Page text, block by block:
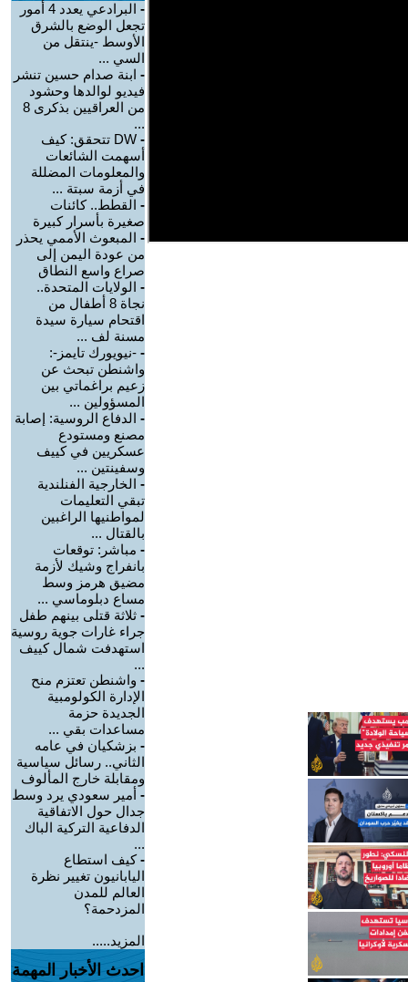
-
البرادعي يعدد 4 أمور
تجعل الوضع بالشرق
الأوسط -ينتقل من
السي ...
- ابنة صدام حسين تنشر
فيديو لوالدها وحشود
من العراقيين بذكرى 8
...
-
DW تتحقق: كيف
أسهمت الشائعات
والمعلومات المضللة
في أزمة سبتة ...
- القطط.. كائنات
صغيرة بأسرار كبيرة
- المبعوث الأممي يحذر
من عودة اليمن إلى
صراع واسع النطاق
- الولايات المتحدة..
نجاة 8 أطفال من
اقتحام سيارة سيدة
مسنة لف ...
- -نيويورك تايمز-:
واشنطن تبحث عن
زعيم براغماتي بين
المسؤولين ...
- الدفاع الروسية: إصابة
مصنع ومستودع
عسكريين في كييف
وسفينتين ...
- الخارجية الفنلندية
تبقي التعليمات
لمواطنيها الراغبين
بالقتال ...
- مباشر: توقعات
بانفراج وشيك لأزمة
مضيق هرمز وسط
مساع دبلوماسي ...
- ثلاثة قتلى بينهم طفل
جراء غارات جوية روسية
استهدفت شمال كييف
...
- واشنطن تعتزم منح
الإدارة الكولومبية
الجديدة حزمة
مساعدات بقي ...
- بزشكيان في عامه
الثاني.. رسائل سياسية
ومقابلة خارج المألوف
- أمير سعودي يرد وسط
جدال حول الاتفاقية
الدفاعية التركية الباك
...
-كيف استطاع
اليابانيون تغيير نظرة
العالم للمدن
المزدحمة؟
المزيد.....
احدث الأخبار المهمة